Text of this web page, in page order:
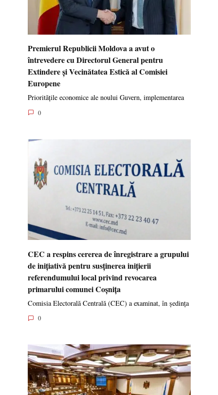
Premierul Republicii Moldova a avut o
întrevedere cu Directorul General pentru
Extindere și Vecinătatea Estică al Comisiei
Europene
Prioritățile economice ale noului Guvern, implementarea
0
CEC a respins cererea de înregistrare a grupului
de inițiativă pentru susținerea inițierii
referendumului local privind revocarea
primarului comunei Coșnița
Comisia Electorală Centrală (CEC) a examinat, în ședința
0